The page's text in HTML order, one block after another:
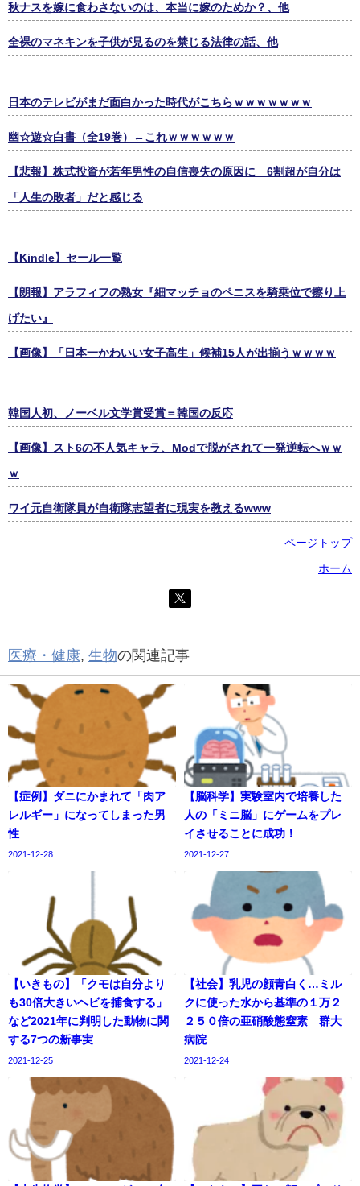
秋ナスを嫁に食わさないのは、本当に嫁のためか？、他
全裸のマネキンを子供が見るのを禁じる法律の話、他
日本のテレビがまだ面白かった時代がこちらｗｗｗｗｗｗｗ
幽☆遊☆白書（全19巻）←これｗｗｗｗｗｗ
【悲報】株式投資が若年男性の自信喪失の原因に 6割超が自分は
「人生の敗者」だと感じる
【Kindle】セール一覧
【朗報】アラフィフの熟女『細マッチョのペニスを騎乗位で擦り上
げたい』
【画像】「日本一かわいい女子高生」候補15人が出揃うｗｗｗｗ
韓国人初、ノーベル文学賞受賞＝韓国の反応
【画像】スト6の不人気キャラ、Modで脱がされて一発逆転へｗｗ
ｗ
ワイ元自衛隊員が自衛隊志望者に現実を教えるwww
ページトップ
ホーム
医療・健康, 生物の関連記事
【症例】ダニにかまれて「肉ア
レルギー」になってしまった男
性
2021-12-28
【脳科学】実験室内で培養した
人の「ミニ脳」にゲームをプレ
イさせることに成功！
2021-12-27
【いきもの】「クモは自分より
も30倍大きいヘビを捕食する」
など2021年に判明した動物に関
する7つの新事実
2021-12-25
【社会】乳児の顔青白く…ミル
クに使った水から基準の１万２
２５０倍の亜硝酸態窒素 群大
病院
2021-12-24